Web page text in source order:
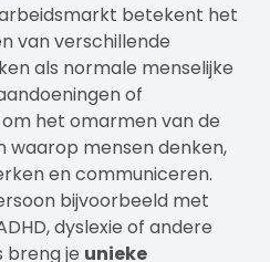
betekent het
van verschillende
als normale menselijke
of
het omarmen van de
waarop mensen denken,
en communiceren.
bijvoorbeeld met
dyslexie of andere
breng je unieke